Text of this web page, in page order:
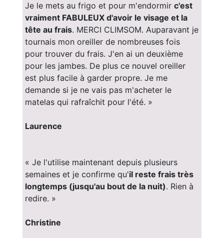
Je le mets au frigo et pour m'endormir c'est
vraiment FABULEUX d'avoir le visage et la
tête au frais. MERCI CLIMSOM. Auparavant je
tournais mon oreiller de nombreuses fois
pour trouver du frais. J'en ai un deuxième
pour les jambes. De plus ce nouvel oreiller
est plus facile à garder propre. Je me
demande si je ne vais pas m'acheter le
matelas qui rafraîchit pour l'été. »
Laurence
« Je l'utilise maintenant depuis plusieurs
semaines et je confirme qu'il reste frais très
longtemps (jusqu'au bout de la nuit). Rien à
redire. »
Christine